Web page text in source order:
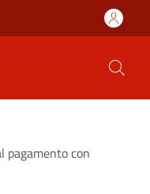
pagamento con